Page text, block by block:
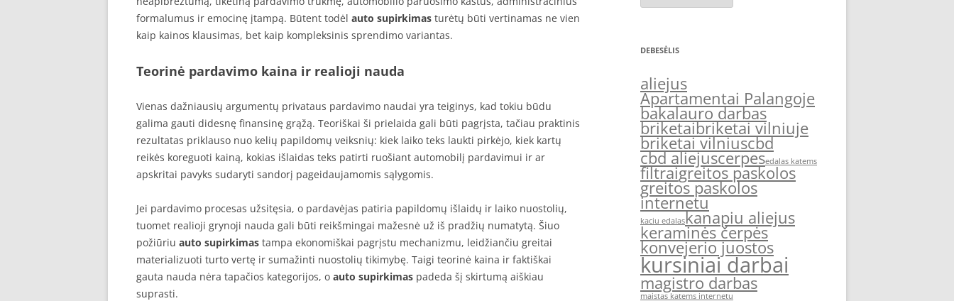
formalumus ir emocinę įtampą. Būtent todėl auto supirkimas turėtų būti vertinamas ne vien
kaip kainos klausimas, bet kaip kompleksinis sprendimo variantas.
Teorinė pardavimo kaina ir realioji nauda
Vienas dažniausių argumentų privataus pardavimo naudai yra teiginys, kad tokiu būdu
galima gauti didesnę finansinę grąžą. Teoriškai ši prielaida gali būti pagrįsta, tačiau praktinis
rezultatas priklauso nuo kelių papildomų veiksnių: kiek laiko teks laukti pirkėjo, kiek kartų
reikės koreguoti kainą, kokias išlaidas teks patirti ruošiant automobilį pardavimui ir ar
apskritai pavyks sudaryti sandorį pageidaujamomis sąlygomis.
Jei pardavimo procesas užsitęsia, o pardavėjas patiria papildomų išlaidų ir laiko nuostolių,
tuomet realioji grynoji nauda gali būti reikšmingai mažesnė už iš pradžių numatytą. Šiuo
požiūriu auto supirkimas tampa ekonomiškai pagrįstu mechanizmu, leidžiančiu greitai
materializuoti turto vertę ir sumažinti nuostolių tikimybę. Taigi teorinė kaina ir faktiškai
gauta nauda nėra tapačios kategorijos, o auto supirkimas padeda šį skirtumą aiškiau
suprasti.
DEBESĖLIS
aliejus
Apartamentai Palangoje
bakalauro darbas
briketaibriketai vilniuje
briketai vilniuscbd
cbd aliejuscerpesedalas katems
filtraigreitos paskolos
greitos paskolos
internetu
kaciu edalaskanapiu aliejus
keraminės čerpės
konvejerio juostos
kursiniai darbai
magistro darbas
maistas katems internetu